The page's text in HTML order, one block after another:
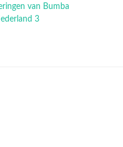
van Bumba
3